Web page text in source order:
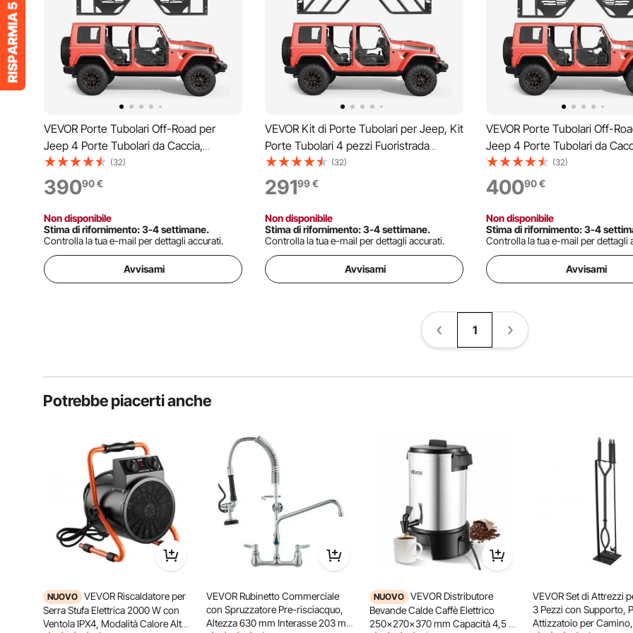
VEVOR Porte Tubolari Off-Road per
Jeep 4 Porte Tubolari da Caccia,
Compatibili con Jeep Wrangler JK
Unlimited 2007-2018, in Acciaio con
Specchi Laterali e Borsa Portaoggetti,
per Attività all'Aperto
(32)
39090€
Non disponibile
Stima di rifornimento: 3-4 settimane.
Controlla la tua e-mail per dettagli accurati.
Avvisami
VEVOR Kit di Porte Tubolari per Jeep, Kit
Porte Tubolari 4 pezzi Fuoristrada
Compatibile con Jeep Wrangler JL 2018-
2026 Gladiator JT 2020-2026 in Acciaio
Legato, Cuscinetti in Gomma
(32)
29199€
Non disponibile
Stima di rifornimento: 3-4 settimane.
Controlla la tua e-mail per dettagli accurati.
Avvisami
VEVOR Porte Tubolari Off-
Jeep 4 Porte Tubolari da
Jeep Wrangler JL 2018-2026
JT 2020-2026, in Acciaio
Specchi Retrovisori Laterali
all'Aperto
(32)
40090€
Non disponibile
Stima di rifornimento: 3-4
Controlla la tua e-mail per dettagli
Avvisami
1
Potrebbe piacerti anche
NUOVO VEVOR Riscaldatore per
Serra Stufa Elettrica 2000 W con
Ventola IPX4, Modalità Calore Alto,
VEVOR Rubinetto Commerciale
con Spruzzatore Pre-risciacquo,
Altezza 630 mm Interasse 203 mm
NUOVO VEVOR Distributore
Bevande Calde Caffè Elettrico
250x270x370 mm Capacità 4,5 L,
VEVOR Set di Attrezzi
3 Pezzi con Supporto,
Attizzatoio per